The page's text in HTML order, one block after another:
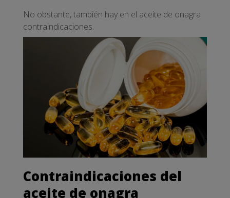
No obstante, también hay en el aceite de onagra
contraindicaciones.
Contraindicaciones del
aceite de onagra